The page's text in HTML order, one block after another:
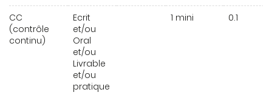
CC
(contrôle
continu)
Ecrit
et/ou
Oral
et/ou
Livrable
et/ou
pratique
1 mini 0.1